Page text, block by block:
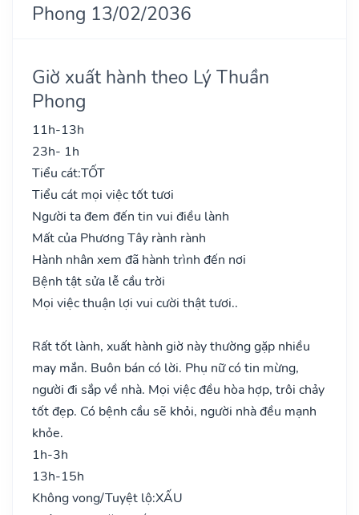
Phong 13/02/2036
Giờ xuất hành theo Lý Thuần
Phong
11h-13h
23h- 1h
Tiểu cát:TỐT
Tiểu cát mọi việc tốt tươi
Người ta đem đến tin vui điều lành
Mất của Phương Tây rành rành
Hành nhân xem đã hành trình đến nơi
Bệnh tật sửa lễ cầu trời
Mọi việc thuận lợi vui cười thật tươi..
Rất tốt lành, xuất hành giờ này thường gặp nhiều
may mắn. Buôn bán có lời. Phụ nữ có tin mừng,
người đi sắp về nhà. Mọi việc đều hòa hợp, trôi chảy
tốt đẹp. Có bệnh cầu sẽ khỏi, người nhà đều mạnh
khỏe.
1h-3h
13h-15h
Không vong/Tuyệt lộ:XẤU